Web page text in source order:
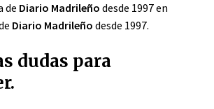
de Diario Madrileño desde 1997 en
Diario Madrileño desde 1997.
dudas para